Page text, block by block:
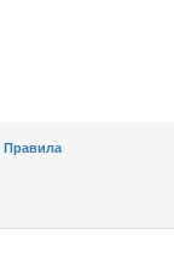
Правила